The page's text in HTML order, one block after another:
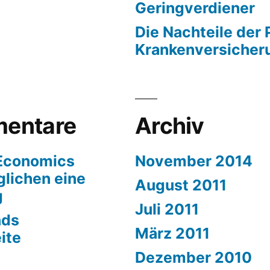
Geringverdiener
Die Nachteile der
eine
Archiv
November 2014
August 2011
Juli 2011
März 2011
Dezember 2010